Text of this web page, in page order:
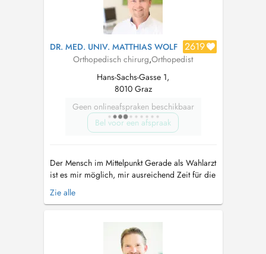
DR. MED. UNIV. MATTHIAS WOLF 2619
Orthopedisch chirurg,Orthopedist
Hans-Sachs-Gasse 1,
8010 Graz
Geen onlineafspraken beschikbaar
Bel voor een afspraak
Der Mensch im Mittelpunkt Gerade als Wahlarzt
ist es mir möglich, mir ausreichend Zeit für die
Anliegen meiner Patienten zu nehmen, um eine
ausführliche Diagnostik durchzuführen und eine
Zie alle